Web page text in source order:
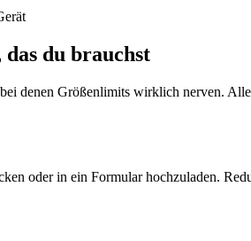
du brauchst
denen Größenlimits wirklich nerven.
oder in ein Formular hochzuladen.